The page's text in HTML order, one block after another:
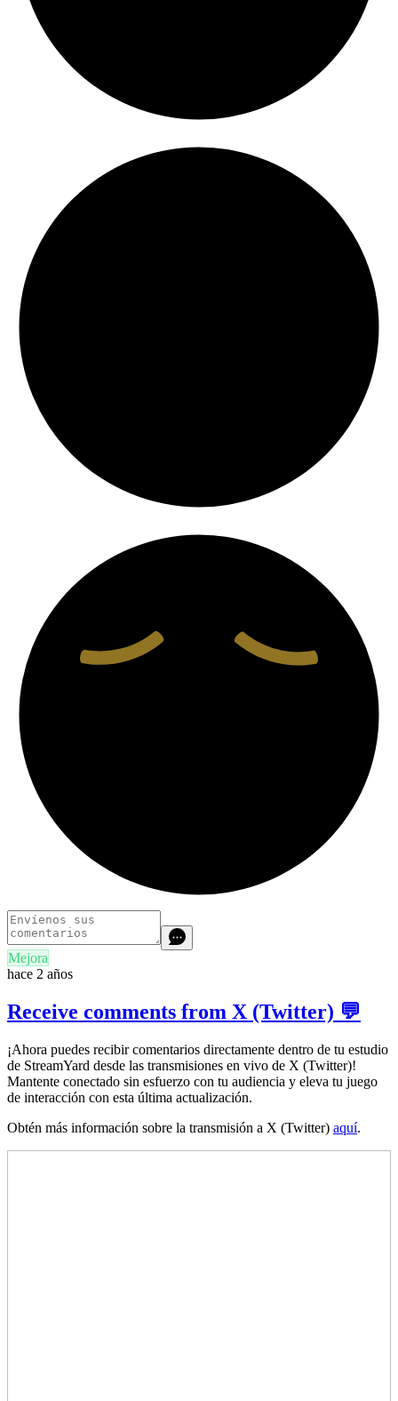
Mejora
hace 2 años
Receive comments from X (Twitter) 💬
¡Ahora puedes recibir comentarios directamente dentro de tu estudio
de StreamYard desde las transmisiones en vivo de X (Twitter)!
Mantente conectado sin esfuerzo con tu audiencia y eleva tu juego
de interacción con esta última actualización.
Obtén más información sobre la transmisión a X (Twitter) aquí.